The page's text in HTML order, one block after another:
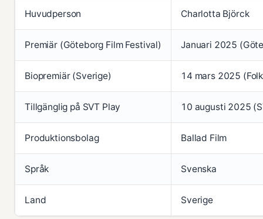
Huvudperson Charlotta Björck
Premiär (Göteborg Film Festival) Januari 2025
Biopremiär (Sverige) 14 mars 2025
Tillgänglig på SVT Play 10 augusti 2025
Produktionsbolag Ballad Film
Språk Svenska
Land Sverige